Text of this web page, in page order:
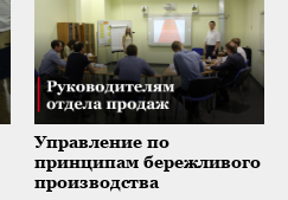
Управление по
принципам бережливого
производства